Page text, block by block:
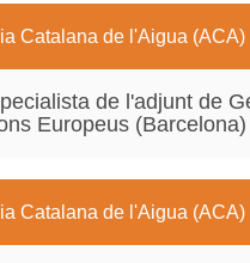
Catalana de l'Aigua (ACA)
de l'adjunt de
Europeus (Barcelona)
Catalana de l'Aigua (ACA)